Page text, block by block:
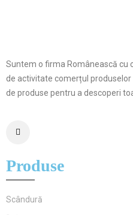
Suntem o firma Românească cu
de activitate comerțul
de produse pentru a descoperi
Produse
Scândură